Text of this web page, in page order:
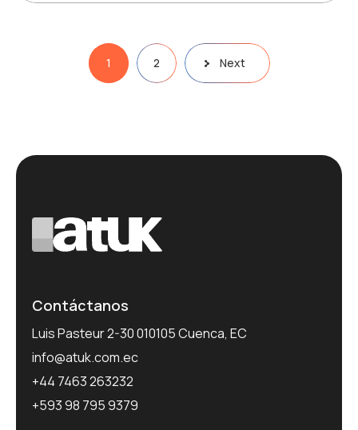
pagination
1 2 Next
Contáctanos
Luis Pasteur 2-30 010105 Cuenca, EC
info@atuk.com.ec
+44 7463 263232
+593 98 795 9379